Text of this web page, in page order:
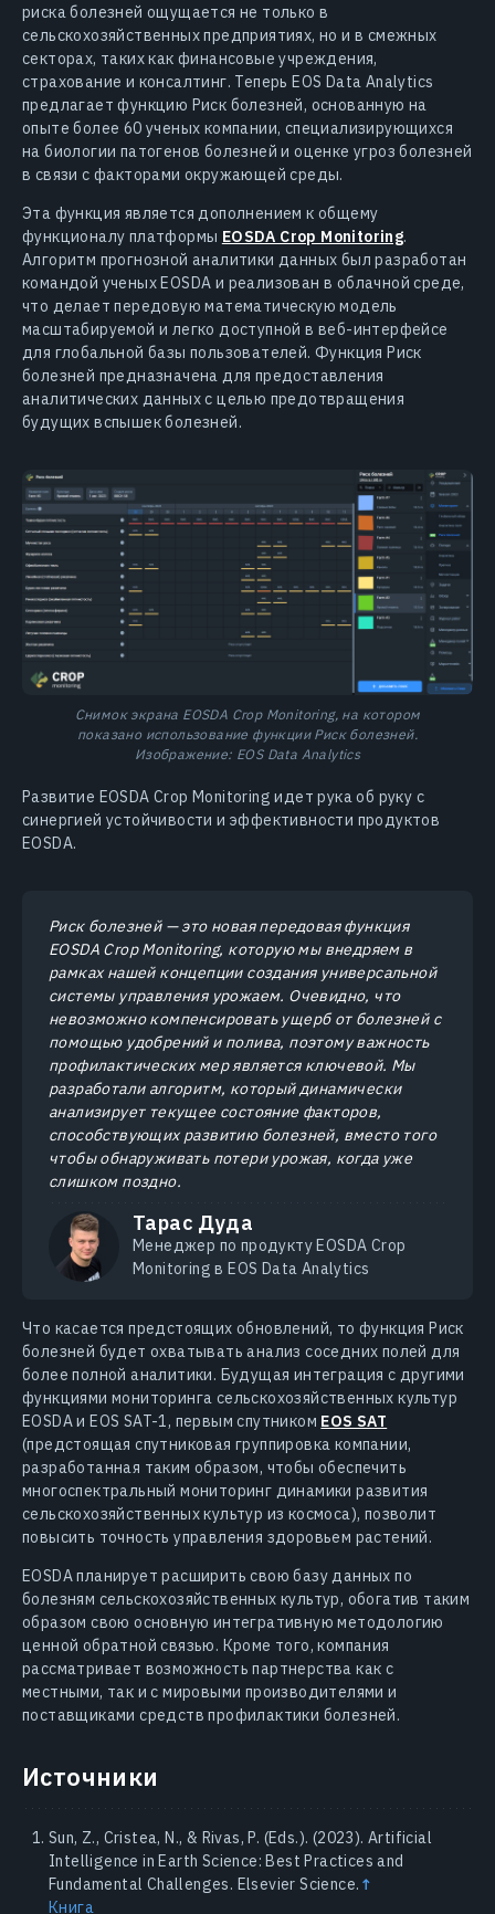
риска болезней ощущается не только в
сельскохозяйственных предприятиях, но и в смежных
секторах, таких как финансовые учреждения,
страхование и консалтинг. Теперь EOS Data Analytics
предлагает функцию Риск болезней, основанную на
опыте более 60 ученых компании, специализирующихся
на биологии патогенов болезней и оценке угроз болезней
в связи с факторами окружающей среды.
Эта функция является дополнением к общему
функционалу платформы EOSDA Crop Monitoring.
Алгоритм прогнозной аналитики данных был разработан
командой ученых EOSDA и реализован в облачной среде,
что делает передовую математическую модель
масштабируемой и легко доступной в веб-интерфейсе
для глобальной базы пользователей. Функция Риск
болезней предназначена для предоставления
аналитических данных с целью предотвращения
будущих вспышек болезней.
Снимок экрана EOSDA Crop Monitoring, на котором
показано использование функции Риск болезней.
Изображение: EOS Data Analytics
Развитие EOSDA Crop Monitoring идет рука об руку с
синергией устойчивости и эффективности продуктов
EOSDA.
Риск болезней — это новая передовая функция
EOSDA Crop Monitoring, которую мы внедряем в
рамках нашей концепции создания универсальной
системы управления урожаем. Очевидно, что
невозможно компенсировать ущерб от болезней с
помощью удобрений и полива, поэтому важность
профилактических мер является ключевой. Мы
разработали алгоритм, который динамически
анализирует текущее состояние факторов,
способствующих развитию болезней, вместо того
чтобы обнаруживать потери урожая, когда уже
слишком поздно.
Тарас Дуда
Менеджер по продукту EOSDA Crop
Monitoring в EOS Data Analytics
Что касается предстоящих обновлений, то функция Риск
болезней будет охватывать анализ соседних полей для
более полной аналитики. Будущая интеграция с другими
функциями мониторинга сельскохозяйственных культур
EOSDA и EOS SAT-1, первым спутником EOS SAT
(предстоящая спутниковая группировка компании,
разработанная таким образом, чтобы обеспечить
многоспектральный мониторинг динамики развития
сельскохозяйственных культур из космоса), позволит
повысить точность управления здоровьем растений.
EOSDA планирует расширить свою базу данных по
болезням сельскохозяйственных культур, обогатив таким
образом свою основную интегративную методологию
ценной обратной связью. Кроме того, компания
рассматривает возможность партнерства как с
местными, так и с мировыми производителями и
поставщиками средств профилактики болезней.
Источники
Sun, Z., Cristea, N., & Rivas, P. (Eds.). (2023). Artificial
Intelligence in Earth Science: Best Practices and
Fundamental Challenges. Elsevier Science. ↑
Книга